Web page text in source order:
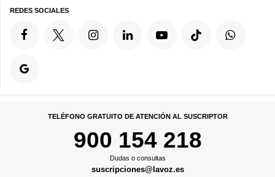
REDES SOCIALES
TELÉFONO GRATUITO DE ATENCIÓN AL SUSCRIPTOR
900 154 218
Dudas o consultas
suscripciones@lavoz.es